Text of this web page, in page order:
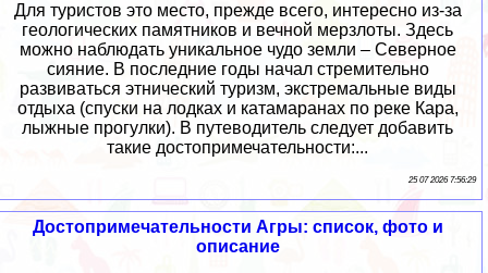
Для туристов это место, прежде всего, интересно из-за
геологических памятников и вечной мерзлоты. Здесь
можно наблюдать уникальное чудо земли – Северное
сияние. В последние годы начал стремительно
развиваться этнический туризм, экстремальные виды
отдыха (спуски на лодках и катамаранах по реке Кара,
лыжные прогулки). В путеводитель следует добавить
такие достопримечательности:...
25 07 2026 7:56:29
Достопримечательности Агры: список, фото и
описание